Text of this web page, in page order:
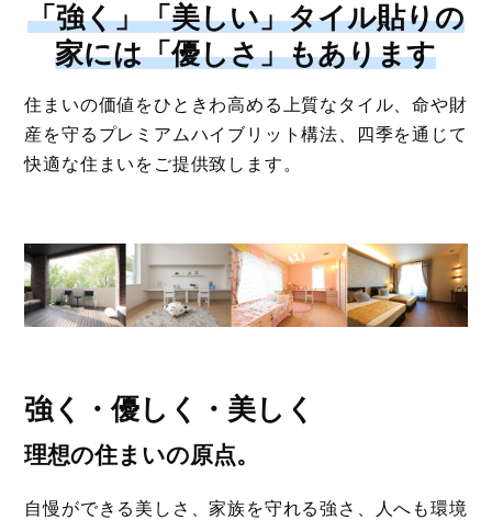
「強く」「美しい」タイル貼りの
家には「優しさ」もあります
住まいの価値をひときわ高める上質なタイル、命や財
産を守るプレミアムハイブリット構法、四季を通じて
快適な住まいをご提供致します。
強く・優しく・美しく
理想の住まいの原点。
自慢ができる美しさ、家族を守れる強さ、人へも環境